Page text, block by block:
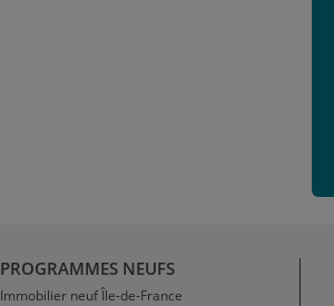
PROGRAMMES NEUFS
Immobilier neuf Île-de-France